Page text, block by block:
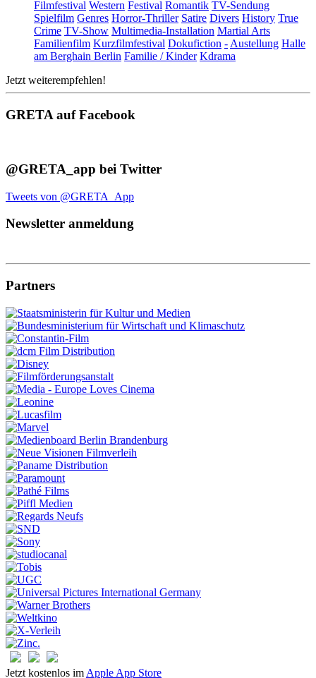
Filmfestival Western Festival Romantik TV-Sendung
Spielfilm Genres Horror-Thriller Satire Divers History True
Crime TV-Show Multimedia-Installation Martial Arts
Familienfilm Kurzfilmfestival Dokufiction - Austellung Halle
am Berghain Berlin Familie / Kinder Kdrama
Jetzt weiterempfehlen!
GRETA auf Facebook
@GRETA_app bei Twitter
Tweets von @GRETA_App
Newsletter anmeldung
Partners
Jetzt kostenlos im Apple App Store